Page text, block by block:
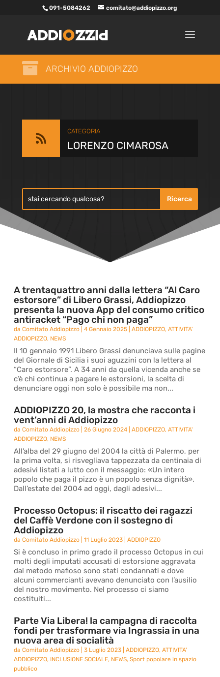
091-5084262 comitato@addiopizzo.org
 ARCHIVIO ADDIOPIZZO

CATEGORIA
LORENZO CIMAROSA
A trentaquattro anni dalla lettera “Al Caro
estorsore” di Libero Grassi, Addiopizzo
presenta la nuova App del consumo critico
antiracket “Pago chi non paga”
daComitato Addiopizzo |4 Gennaio 2025 |ADDIOPIZZO,ATTIVITA'
ADDIOPIZZO, NEWS
Il 10 gennaio 1991 Libero Grassi denunciava sulle pagine
del Giornale di Sicilia i suoi aguzzini con la lettera al
“Caro estorsore”. A 34 anni da quella vicenda anche se
c’è chi continua a pagare le estorsioni, la scelta di
denunciare oggi non solo è possibile ma non...
ADDIOPIZZO 20, la mostra che racconta i
vent’anni di Addiopizzo
daComitato Addiopizzo |26 Giugno 2024 |ADDIOPIZZO,ATTIVITA'
ADDIOPIZZO, NEWS
All’alba del 29 giugno del 2004 la città di Palermo, per
la prima volta, si risvegliava tappezzata da centinaia di
adesivi listati a lutto con il messaggio: «Un intero
popolo che paga il pizzo è un popolo senza dignità».
Dall’estate del 2004 ad oggi, dagli adesivi...
Processo Octopus: il riscatto dei ragazzi
del Caffè Verdone con il sostegno di
Addiopizzo
daComitato Addiopizzo |11 Luglio 2023 |ADDIOPIZZO
Si è concluso in primo grado il processo Octopus in cui
molti degli imputati accusati di estorsione aggravata
dal metodo mafioso sono stati condannati e dove
alcuni commercianti avevano denunciato con l’ausilio
del nostro movimento. Nel processo ci siamo
costituiti...
Parte Via Libera! la campagna di raccolta
fondi per trasformare via Ingrassia in una
nuova area di socialità
daComitato Addiopizzo |3 Luglio 2023 |ADDIOPIZZO,ATTIVITA'
ADDIOPIZZO, INCLUSIONE SOCIALE, NEWS,Sport popolare in spazio
pubblico